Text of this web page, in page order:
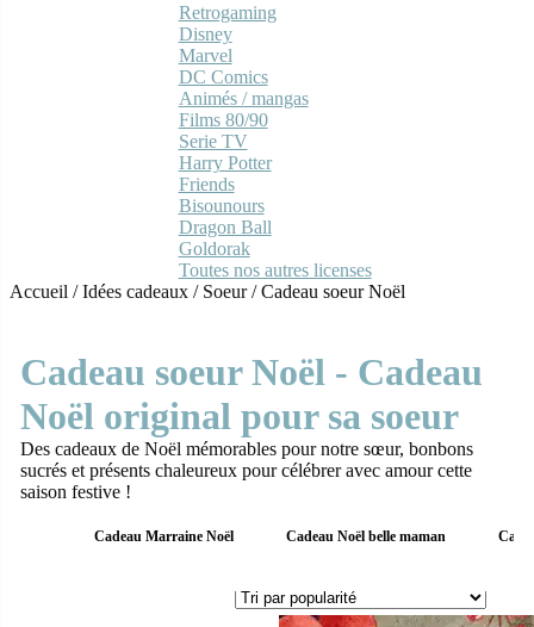
Retrogaming
Disney
Marvel
DC Comics
Animés / mangas
Films 80/90
Serie TV
Harry Potter
Friends
Bisounours
Dragon Ball
Goldorak
Toutes nos autres licenses
Accueil /Idées cadeaux / Soeur/Cadeau soeur Noël
Cadeau soeur Noël - Cadeau
Noël original pour sa soeur
Des cadeaux de Noël mémorables pour notre sœur, bonbons
sucrés et présents chaleureux pour célébrer avec amour cette
saison festive !
Cadeau Marraine Noël Cadeau Noël belle maman